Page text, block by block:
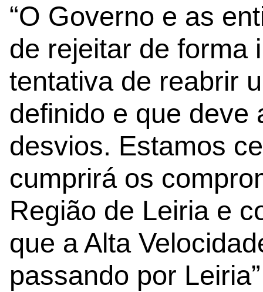
“O Governo e as
de rejeitar de forma
tentativa de reabrir
definido e que deve
desvios. Estamos
cumprirá os
Região de Leiria e
que a Alta
passando por